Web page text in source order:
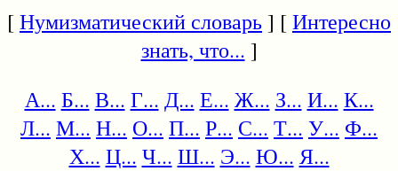
[Нумизматический словарь] [Интересно
знать, что... ]
А... Б... В... Г... Д... Е... Ж... З... И... К...
Л... М... Н... О... П... Р... С... Т... У... Ф...
Х... Ц... Ч... Ш... Э... Ю... Я...